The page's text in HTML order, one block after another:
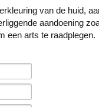
van de huid,
aandoening
een arts te raadplegen.